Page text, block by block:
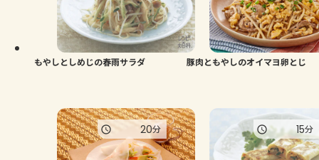
もやしとしめじの春雨サラダ 豚肉ともやしのオイマヨ卵とじ
20分 15分